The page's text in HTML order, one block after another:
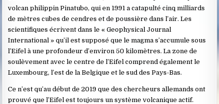
volcan philippin Pinatubo, qui en 1991 a catapulté cinq milliards
de mètres cubes de cendres et de poussière dans l’air. Les
scientifiques écrivent dans le « Geophysical Journal
International » qu’il est supposé que le magma s’accumule sous
l’Eifel à une profondeur d’environ 50 kilomètres. La zone de
soulèvement avec le centre de l’Eifel comprend également le
Luxembourg, l’est de la Belgique et le sud des Pays-Bas.
Ce n’est qu’au début de 2019 que des chercheurs allemands ont
prouvé que l’Eifel est toujours un système volcanique actif.